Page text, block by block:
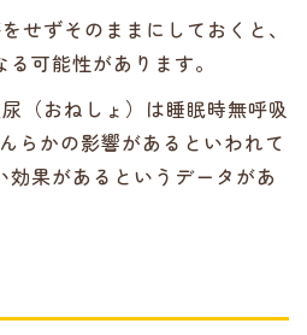
せずそのままにしておくと、
可能性があります。
（おねしょ）は睡眠時無呼吸
らかの影響があるといわれて
効果があるというデータがあ